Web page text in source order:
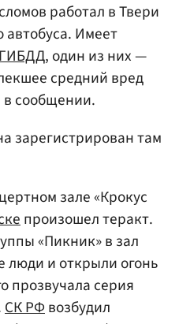
работал в Твери
Имеет
, один из них —
средний вред
в сообщении.
зарегистрирован там
зале «Крокус
произошел теракт.
«Пикник» в зал
люди и открыли огонь
прозвучала серия
СК РФвозбудил